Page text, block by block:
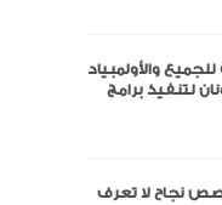
للجميع والأولمبياد
لتنفيذ برامج
نجاح لا تعرف